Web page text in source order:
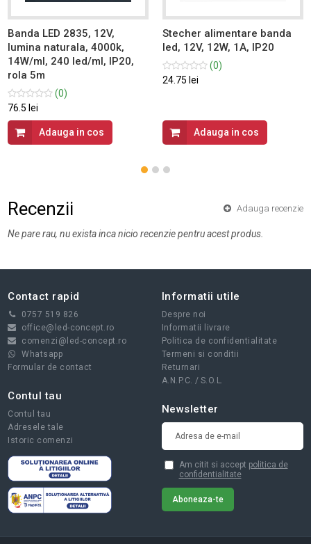
Banda LED 2835, 12V,
lumina naturala, 4000k,
14W/ml, 240 led/ml, IP20,
rola 5m
(0)
76.5 lei
Adauga in cos
Stecher alimentare banda
led, 12V, 12W, 1A, IP20
(0)
24.75 lei
Adauga in cos
Recenzii Adauga recenzie
Ne pare rau, nu exista inca nicio recenzie pentru acest produs.
Contact rapid
0757 519 826
office@led-concept.ro
comenzi@led-concept.ro
Whatsapp
Formular de contact
Informatii utile
Despre noi
Informatii livrare
Politica de confidentialitate
Termeni si conditii
Returnari
A.N.P.C. / S.O.L.
Contul tau
Contul tau
Adresele tale
Istoric comenzi
Newsletter
Am citit si accept politica de
confidentialitate